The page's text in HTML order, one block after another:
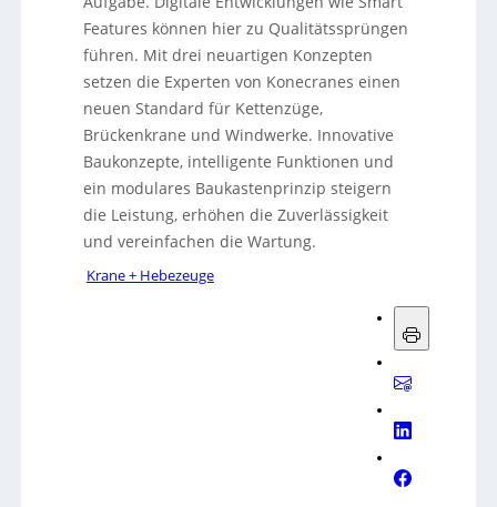
Features können hier zu Qualitätssprüngen
führen. Mit drei neuartigen Konzepten
setzen die Experten von Konecranes einen
neuen Standard für Kettenzüge,
Brückenkrane und Windwerke. Innovative
Baukonzepte, intelligente Funktionen und
ein modulares Baukastenprinzip steigern
die Leistung, erhöhen die Zuverlässigkeit
und vereinfachen die Wartung.
Krane + Hebezeuge